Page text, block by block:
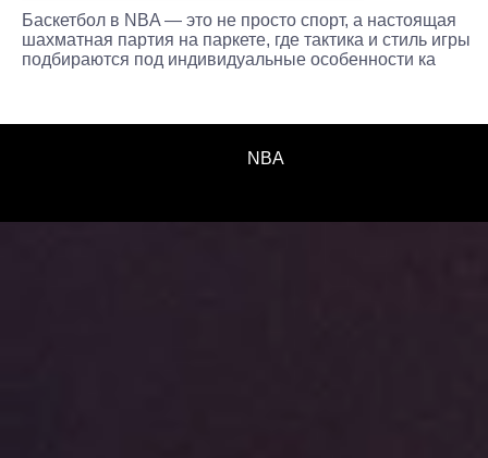
Баскетбол в NBA — это не просто спорт, а настоящая
шахматная партия на паркете, где тактика и стиль игры
подбираются под индивидуальные особенности ка
NBA